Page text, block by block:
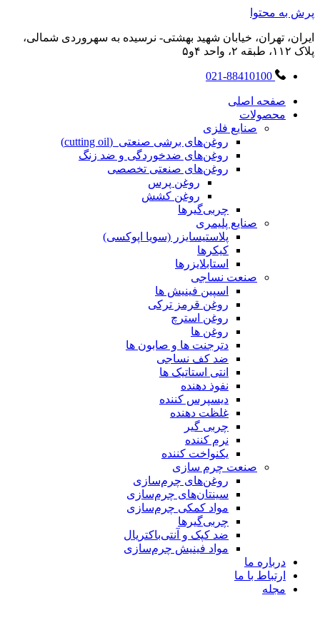
پرش به محتوا
ایران، تهران، خیابان شهید بهشتی- نرسیده به سهروردی شمالی،
پلاک ۱۱۲، طبقه ۲، واحد ۴و۵
021-88410100
صفحه اصلی
محصولات
صنایع فلزی
روغن‌های برشی صنعتی (cutting oil)
روغن‌های ضدخوردگی و ضد زنگ
روغن‌های صنعتی تخصصی
روغن پرس
روغن کشش
چربی‌گیرها
صنایع پلیمری
پلاستیسایزر (سویا اپوکسی)
کیکرها
استابلایزرها
صنعت نساجی
اسپین فینیش ها
روغن قرمز ترکی
روغن استرچ
روغن ها
دترجنت ها و صابون ها
ضد کف نساجی
انتی استاتیک ها
نفوذ دهنده
دیسپرس کننده
غلظت دهنده
چربی گیر
نرم کننده
یکنواخت کننده
صنعت چرم سازی
روغن‌های چرم‌سازی
سینتان‌های چرم‌سازی
مواد کمکی چرم‌سازی
چربی‌گیرها
ضد کپک و آنتی‌باکتریال
مواد فینیش چرم‌سازی
درباره ما
ارتباط با ما
مجله